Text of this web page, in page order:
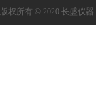
版权所有 © 2020 长盛仪器